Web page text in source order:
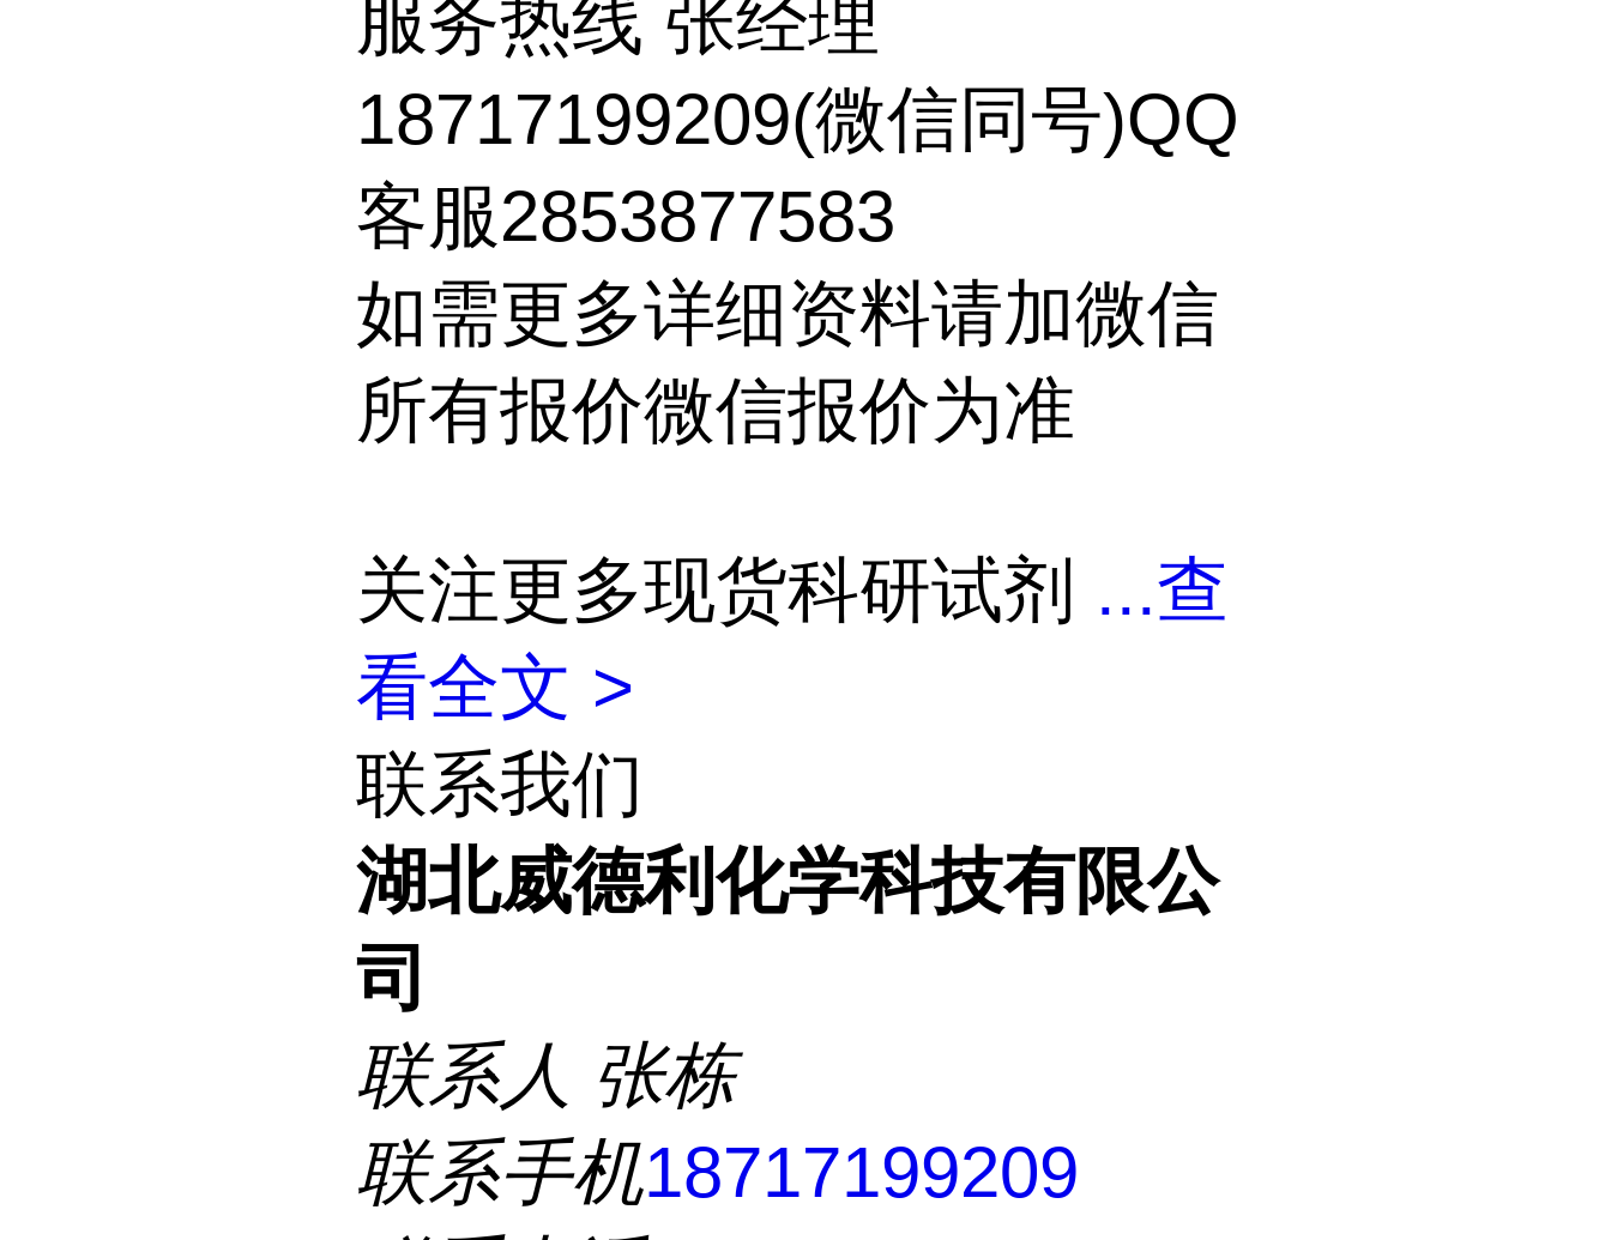
服务热线 张经理
18717199209(微信同号)QQ
客服2853877583
如需更多详细资料请加微信
所有报价微信报价为准
关注更多现货科研试剂 ...查
看全文 >
联系我们
湖北威德利化学科技有限公
司
联系人 张栋
联系手机18717199209